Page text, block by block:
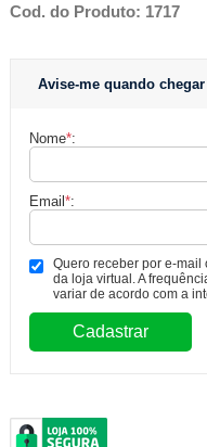
Cod. do Produto: 1717
Avise-me quando chegar
Nome*:
Email*:
Quero receber por e-mail
da loja virtual. A
variar de acordo com a